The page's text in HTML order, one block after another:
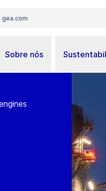
Sobre nós